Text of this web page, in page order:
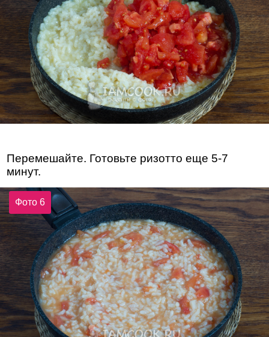
Перемешайте. Готовьте ризотто еще 5-7
минут.
Фото 6